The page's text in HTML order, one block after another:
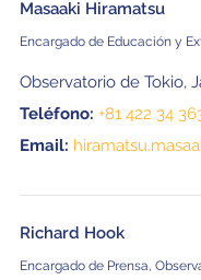
Masaaki Hiramatsu
Encargado de Educación y
Observatorio de Tokio,
Teléfono: +81 422 34
Email:
Richard Hook
Encargado de Prensa,